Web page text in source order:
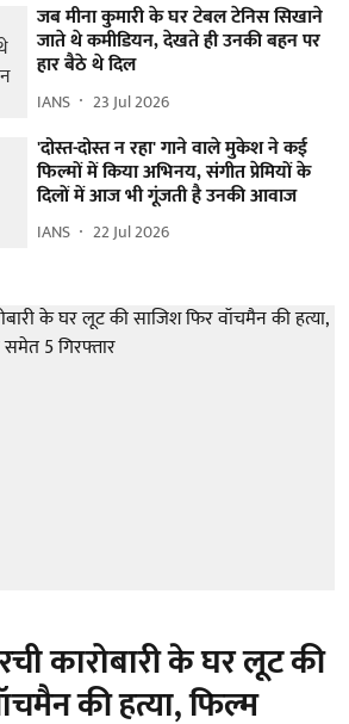
जब मीना कुमारी के घर टेबल टेनिस सिखाने
जाते थे कमीडियन, देखते ही उनकी बहन पर
हार बैठे थे दिल
IANS 23 Jul 2026
'दोस्त-दोस्त न रहा' गाने वाले मुकेश ने कई
फिल्मों में किया अभिनय, संगीत प्रेमियों के
दिलों में आज भी गूंजती है उनकी आवाज
IANS 22 Jul 2026
कारोबारी के घर लूट की
की हत्या, फिल्म